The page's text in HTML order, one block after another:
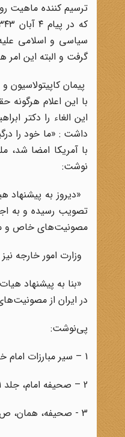
ترسیم کننده ماهیت
سیاسی و اسلامی
گرفت و البته این
با این اعلام
نوشت:
مصونیت‌های خاص و
وزارت امور خارجه
در ایران از مصونیت‌های خاص
پی‌نوشت:
1 – سیر مبارزات امام خمینى در آینه اسناد به روایت ساواک، ‌‫تهران‌‫: موسسه تنظیم و نشر آثار امام خمینی (ره)، ۱۳۸۶ ج4، ص 78
2 – صحیفه امام، جلد 1، ص 416
3 - صحیفه، همان، ص 419 و 423